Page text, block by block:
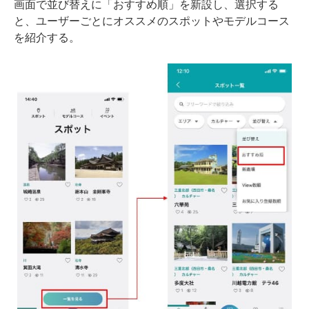
画面で並び替えに「おすすめ順」を新設し、選択する
と、ユーザーごとにオススメのスポットやモデルコース
を紹介する。